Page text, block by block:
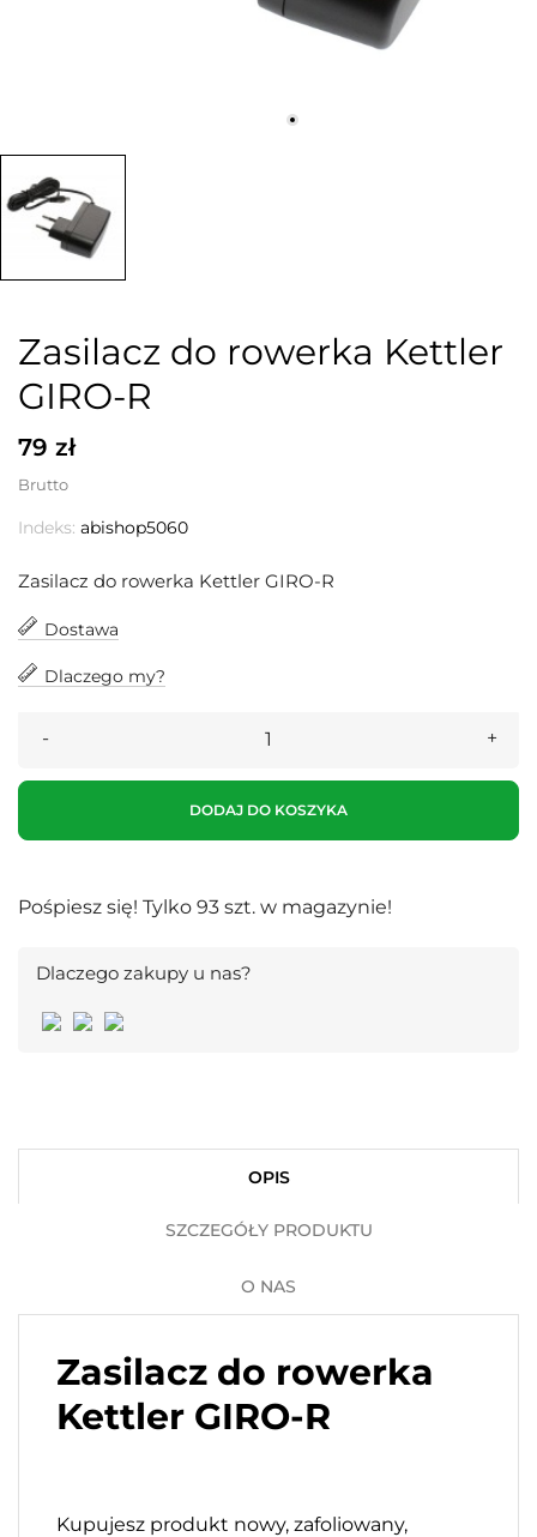
Zasilacz do rowerka Kettler
GIRO-R
79 zł
Brutto
Indeks: abishop5060
Zasilacz do rowerka Kettler GIRO-R
Dostawa
Dlaczego my?
DODAJ DO KOSZYKA
Pośpiesz się! Tylko 93 szt. w magazynie!
Dlaczego zakupy u nas?
OPIS
SZCZEGÓŁY PRODUKTU
O NAS
Zasilacz do rowerka
Kettler GIRO-R
Kupujesz produkt nowy, zafoliowany,